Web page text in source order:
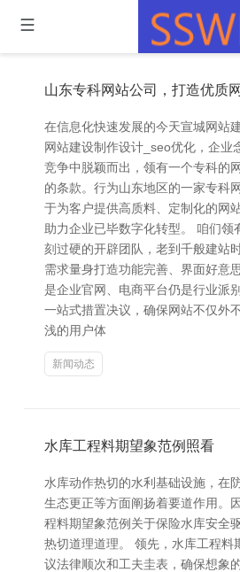
山东专科网站公司，打造优质
在信息化快速发展的今天宣城网站
网站建设制作设计_seo优化，企业
竞争中脱颖而出，领有一个专科的
的条款。行为山东地区的一家专科
于为客户提供高质料、定制化的网
助力企业已毕数字化转型。 咱们领
刻过硬的开辟团队，老到千般建站
需求量身打造功能完善、界面好意
是企业官网、电商平台仍是行业派
一站式措置决议，确保网站不仅外
浅的用户体
新闻动态
水库工程料期望象范例照看
水库动作热切的水利基础设施，在
生态更正等方面阐扬着要道作用。
程料期望象范例关于保险水库安全
热切道理道理。 领先，水库工程料
议法律顺次和工夫圭表，确保想象